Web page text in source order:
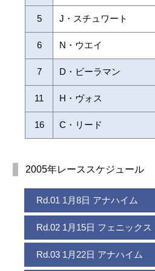
5 J・スチュワート
6 N・ウエイ
7 D・ビーラマン
11 H・ヴォス
16 C・リード
2005年レーススケジュール
Rd.01 1月8日 アナハイム
Rd.02 1月15日 フェニックス
Rd.03 1月22日 アナハイム